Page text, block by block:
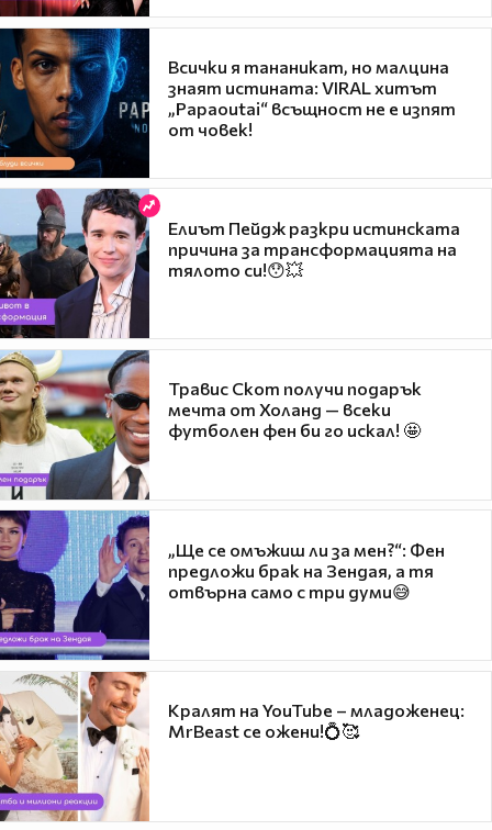
Всички я тананикат, но малцина
знаят истината: VIRAL хитът
„Papaoutai“ всъщност не е изпят
от човек!
Елиът Пейдж разкри истинската
причина за трансформацията на
тялото си!😯💥
Травис Скот получи подарък
мечта от Холанд — всеки
футболен фен би го искал! 🤩
„Ще се омъжиш ли за мен?“: Фен
предложи брак на Зендая, а тя
отвърна само с три думи😅
Кралят на YouTube – младоженец:
MrBeast се ожени!💍🥰